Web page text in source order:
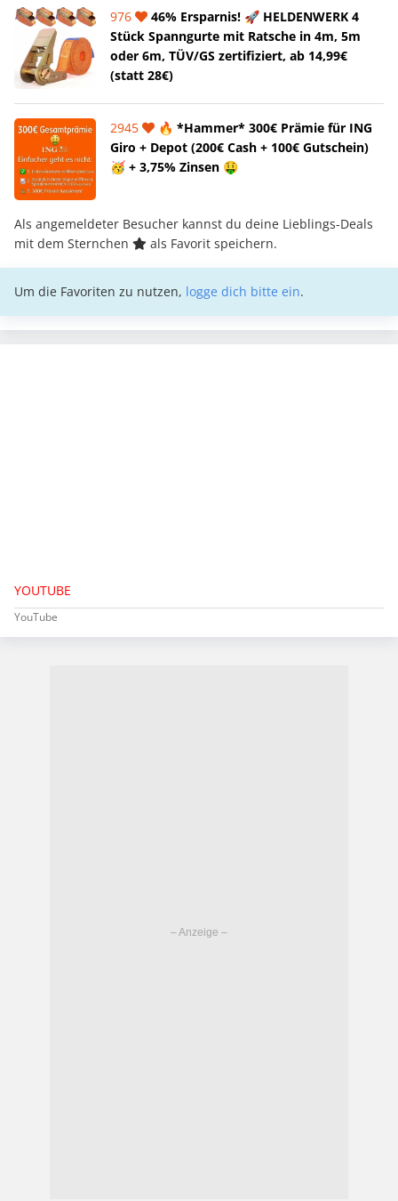
976
46% Ersparnis! 🚀 HELDENWERK 4
Stück Spanngurte mit Ratsche in 4m, 5m
oder 6m, TÜV/GS zertifiziert, ab 14,99€
(statt 28€)
2945
🔥 *Hammer* 300€ Prämie für ING
Giro + Depot (200€ Cash + 100€ Gutschein)
🥳 + 3,75% Zinsen 🤑
Als angemeldeter Besucher kannst du deine Lieblings-Deals
mit dem Sternchen
als Favorit speichern.
Um die Favoriten zu nutzen, logge dich bitte ein.
YOUTUBE
YouTube